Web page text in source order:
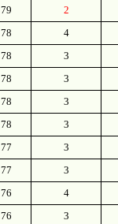
79
2
78
4
78
3
78
3
78
3
78
3
77
3
77
3
76
4
76
3